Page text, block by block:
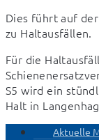
Dies führt auf der
zu Haltausfällen.
Für die
S5 wird ein
Halt in
Aktuelle